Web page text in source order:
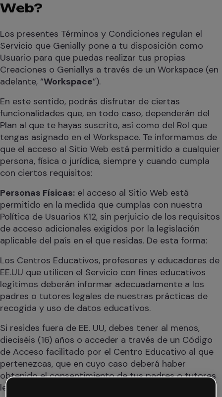
Web?
Los presentes Términos y Condiciones regulan el
Servicio que Genially pone a tu disposición como
Usuario para que puedas realizar tus propias
Creaciones o Geniallys a través de un Workspace (en
adelante, “Workspace”).
En este sentido, podrás disfrutar de ciertas
funcionalidades que, en todo caso, dependerán del
Plan al que te hayas suscrito, así como del Rol que
tengas asignado en el Workspace. Te informamos de
que el acceso al Sitio Web está permitido a cualquier
persona, física o jurídica, siempre y cuando cumpla
con ciertos requisitos:
Personas Físicas: el acceso al Sitio Web está
permitido en la medida que cumplas con nuestra
Política de Usuarios K12, sin perjuicio de los requisitos
de acceso adicionales exigidos por la legislación
aplicable del país en el que residas. De esta forma:
Los Centros Educativos, profesores y educadores de
EE.UU que utilicen el Servicio con fines educativos
legítimos deberán informar adecuadamente a los
padres o tutores legales de nuestras prácticas de
recogida y uso de datos educativos.
Si resides fuera de EE. UU, debes tener al menos,
dieciséis (16) años o acceder a través de un Código
de Acceso facilitado por el Centro Educativo al que
pertenezcas, que en cuyo caso deberá haber
obtenido el consentimiento de tus padres o tutores
legales con carácter previo.